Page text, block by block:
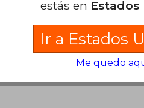
Marvel, 2025, Tapa Blanda,
estás en Estados
Ir a Estados
Me quedo